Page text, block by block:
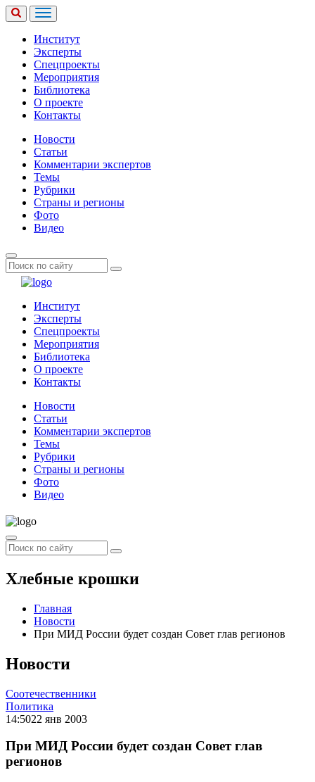
Институт
Эксперты
Спецпроекты
Мероприятия
Библиотека
О проекте
Контакты
Новости
Статьи
Комментарии экспертов
Темы
Рубрики
Страны и регионы
Фото
Видео
Институт
Эксперты
Спецпроекты
Мероприятия
Библиотека
О проекте
Контакты
Новости
Статьи
Комментарии экспертов
Темы
Рубрики
Страны и регионы
Фото
Видео
Хлебные крошки
Главная
Новости
При МИД России будет создан Совет глав регионов
Новости
Соотечественники
Политика
14:5022 янв 2003
При МИД России будет создан Совет глав
регионов